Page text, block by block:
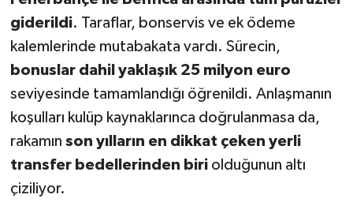
giderildi. Taraflar, bonservis ve ek ödeme
kalemlerinde mutabakata vardı. Sürecin,
bonuslar dahil yaklaşık 25 milyon euro
seviyesinde tamamlandığı öğrenildi. Anlaşmanın
koşulları kulüp kaynaklarınca doğrulanmasa da,
rakamın son yılların en dikkat çeken yerli
transfer bedellerinden biriolduğunun altı
çiziliyor.